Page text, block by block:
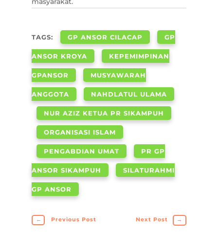
TAGS: GP ANSOR CILACAP GP
ANSOR KROYA KEPEMIMPINAN
GPANSOR MUSYAWARAH
ANGGOTA NAHDLATUL ULAMA
NUR AZIZ KETUA PR SIKAMPUH
ORGANISASI ISLAM
PENGABDIAN UMAT PR GP
ANSOR SIKAMPUH SILATURAHMI
GP ANSOR
← Previous Post Next Post →